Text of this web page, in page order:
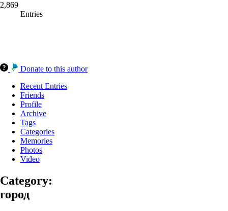
2,869
Entries
Donate to this author
Recent Entries
Friends
Profile
Archive
Tags
Categories
Memories
Photos
Video
Category:
город